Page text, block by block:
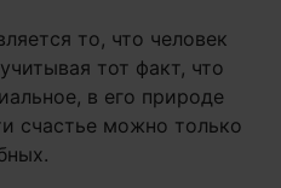
то, что человек
тот факт, что
в его природе
счастье можно только